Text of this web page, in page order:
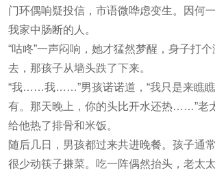
门环偶响疑投信，市语微哗虑变生。因何
我家中肠断的人。
“咕咚”一声闷响，她才猛然梦醒，身子打
去，那孩子从墙头跌了下来。
“我……我……”男孩诺诺道，“我只是来瞧
有。那天晚上，你的头比开水还热……”老
给他热了排骨和米饭。
随后几日，男孩都过来共进晚餐。孩子通
很少动筷子搛菜。吃一阵偶然抬头，老太